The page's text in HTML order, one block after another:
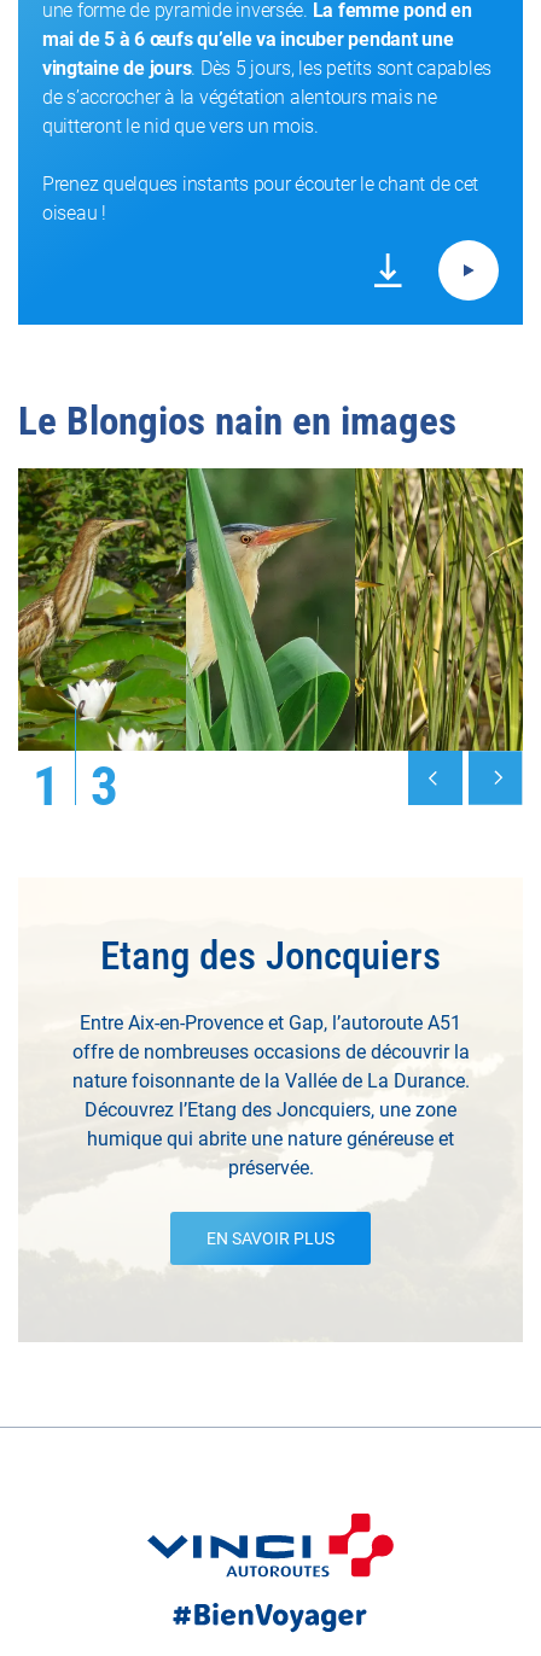
une forme de pyramide inversée. La femme pond en
mai de 5 à 6 œufs qu’elle va incuber pendant une
vingtaine de jours. Dès 5 jours, les petits sont capables
de s’accrocher à la végétation alentours mais ne
quitteront le nid que vers un mois.
Prenez quelques instants pour écouter le chant de cet
oiseau !
Le Blongios nain en images
1 3
Etang des Joncquiers
Entre Aix-en-Provence et Gap, l’autoroute A51
offre de nombreuses occasions de découvrir la
nature foisonnante de la Vallée de La Durance.
Découvrez l’Etang des Joncquiers, une zone
humique qui abrite une nature généreuse et
préservée.
EN SAVOIR PLUS